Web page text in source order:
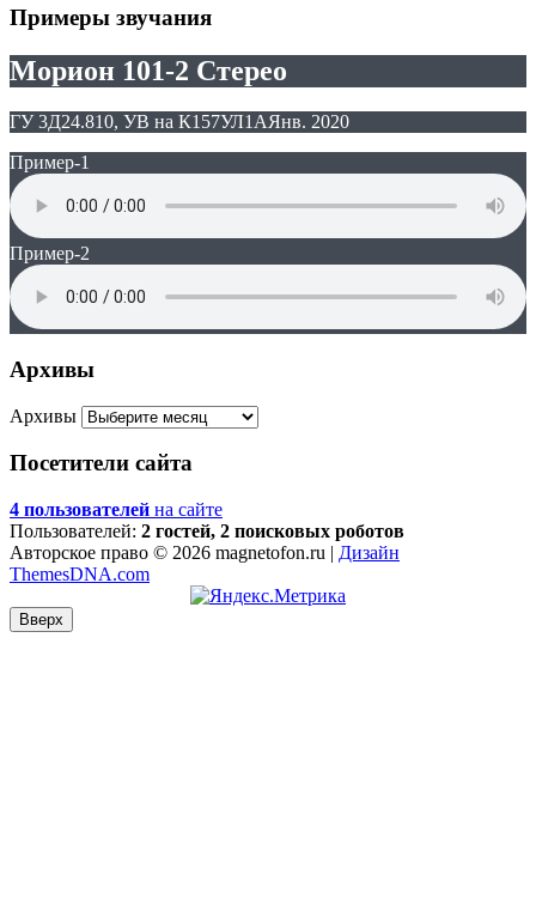
Примеры звучания
Морион 101-2 Стерео
ГУ 3Д24.810, УВ на К157УЛ1АЯнв. 2020
Пример-1
Пример-2
Архивы
Архивы
Посетители сайта
4 пользователей на сайте
Пользователей: 2 гостей, 2 поисковых роботов
Авторское право © 2026 magnetofon.ru | Дизайн
ThemesDNA.com
Вверх